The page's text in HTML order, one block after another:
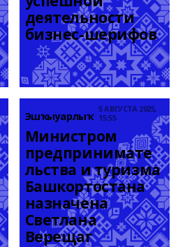
деятельности
бизнес-шерифов
Эшҡыуарлыҡ
5 АВГУСТА 2025,
15:55
Министром
предпринимате
льства и туризма
Башкортостана
назначена
Светлана
Верещаг